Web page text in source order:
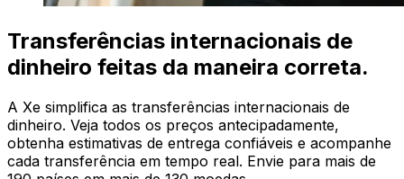
Transferências internacionais de
dinheiro feitas da maneira correta.
A Xe simplifica as transferências internacionais de
dinheiro. Veja todos os preços antecipadamente,
obtenha estimativas de entrega confiáveis e acompanhe
cada transferência em tempo real. Envie para mais de